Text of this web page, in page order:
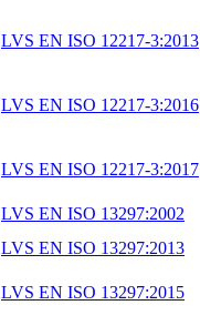
LVS EN ISO 12217-3:2013
LVS EN ISO 12217-3:2016
LVS EN ISO 12217-3:2017
LVS EN ISO 13297:2002
LVS EN ISO 13297:2013
LVS EN ISO 13297:2015